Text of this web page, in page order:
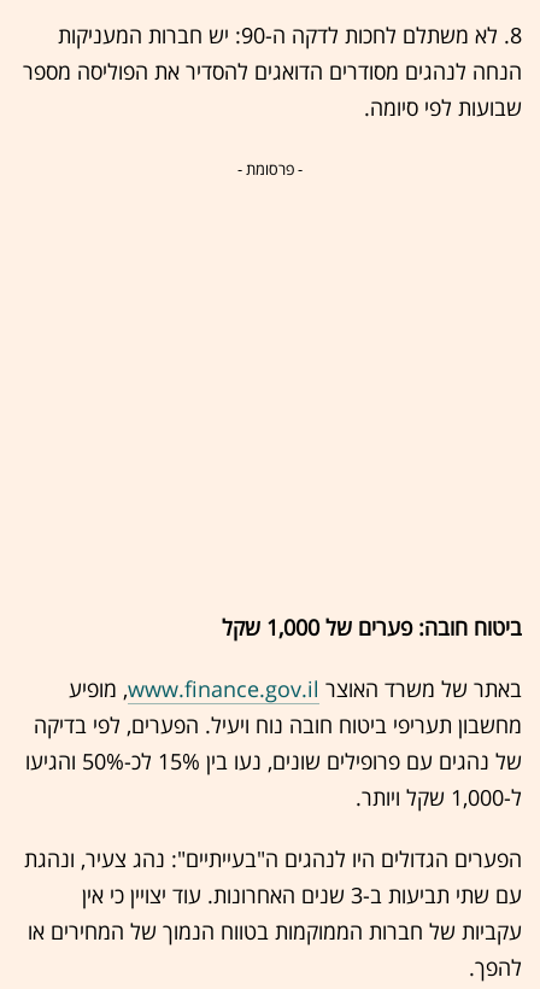
8. לא משתלם לחכות לדקה ה-90: יש חברות המעניקות
הנחה לנהגים מסודרים הדואגים להסדיר את הפוליסה מספר
שבועות לפי סיומה.
- פרסומת -
ביטוח חובה: פערים של 1,000 שקל
באתר של משרד האוצר www.finance.gov.il, מופיע
מחשבון תעריפי ביטוח חובה נוח ויעיל. הפערים, לפי בדיקה
של נהגים עם פרופילים שונים, נעו בין 15% לכ-50% והגיעו
ל-1,000 שקל ויותר.
הפערים הגדולים היו לנהגים ה"בעייתיים": נהג צעיר, ונהגת
עם שתי תביעות ב-3 שנים האחרונות. עוד יצויין כי אין
עקביות של חברות הממוקמות בטווח הנמוך של המחירים או
להפך.